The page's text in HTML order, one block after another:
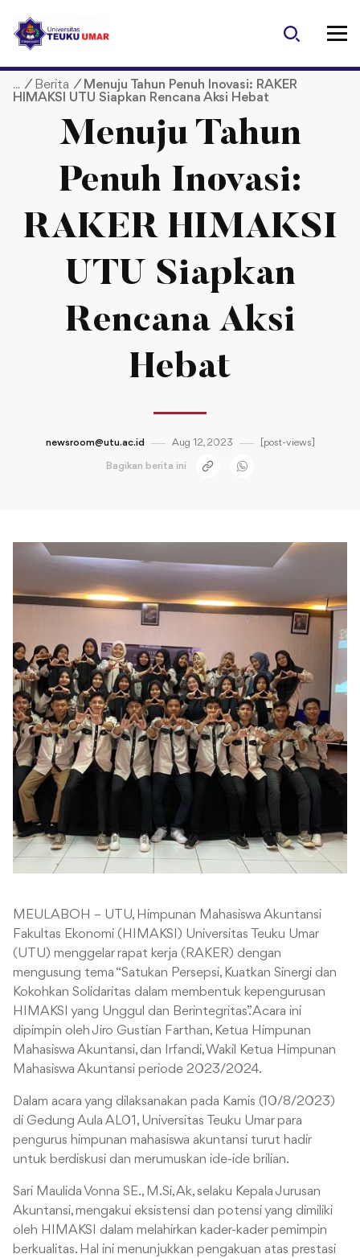
p
/ Berita / Menuju Tahun Penuh Inovasi: RAKER
HIMAKSI UTU Siapkan Rencana Aksi Hebat
Menuju Tahun
Penuh Inovasi:
RAKER HIMAKSI
UTU Siapkan
Rencana Aksi
Hebat
newsroom@utu.ac.id Aug 12, 2023 [post-views]
Bagikan berita ini
MEULABOH – UTU, Himpunan Mahasiswa Akuntansi
Fakultas Ekonomi (HIMAKSI) Universitas Teuku Umar
(UTU) menggelar rapat kerja (RAKER) dengan
mengusung tema “Satukan Persepsi, Kuatkan Sinergi dan
Kokohkan Solidaritas dalam membentuk kepengurusan
HIMAKSI yang Unggul dan Berintegritas”. Acara ini
dipimpin oleh Jiro Gustian Farthan, Ketua Himpunan
Mahasiswa Akuntansi, dan Irfandi, Wakil Ketua Himpunan
Mahasiswa Akuntansi periode 2023/2024.
Dalam acara yang dilaksanakan pada Kamis (10/8/2023)
di Gedung Aula AL01, Universitas Teuku Umar para
pengurus himpunan mahasiswa akuntansi turut hadir
untuk berdiskusi dan merumuskan ide-ide brilian.
Sari Maulida Vonna SE., M.Si, Ak, selaku Kepala Jurusan
Akuntansi, mengakui eksistensi dan potensi yang dimiliki
oleh HIMAKSI dalam melahirkan kader-kader pemimpin
berkualitas. Hal ini menunjukkan pengakuan atas prestasi